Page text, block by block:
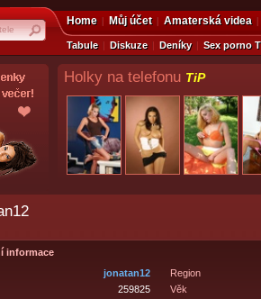
Home Můj účet Amaterská videa
Tabule Diskuze Deníky Sex porno
Holky na telefonu TiP
informace
jonatan12
259825
Region
Věk